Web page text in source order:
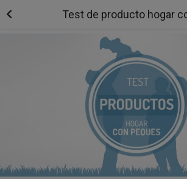
Test de producto hogar